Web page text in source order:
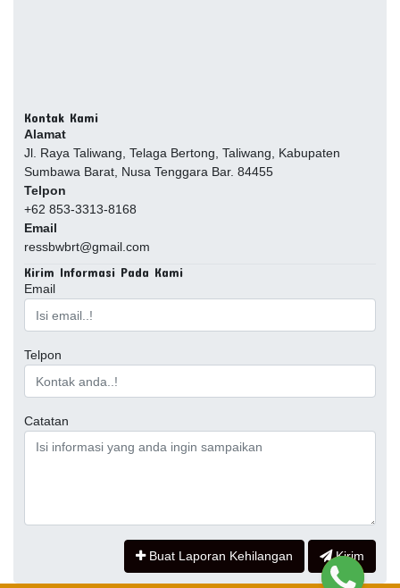
Kontak Kami
Alamat
Jl. Raya Taliwang, Telaga Bertong, Taliwang, Kabupaten
Sumbawa Barat, Nusa Tenggara Bar. 84455
Telpon
+62 853-3313-8168
Email
ressbwbrt@gmail.com
Kirim Informasi Pada Kami
Email
Telpon
Catatan
Buat Laporan Kehilangan Kirim